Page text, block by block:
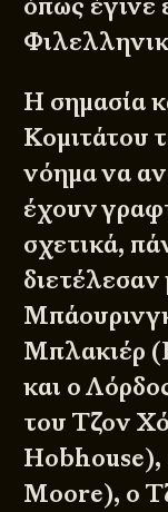
Η σημασία
Κομιτάτου
νόημα να
έχουν
σχετικά,
Μπλακιέρ
και ο
του Τζον
Moore), ο